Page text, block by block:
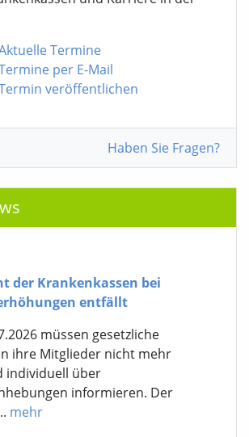
Termine
per E-Mail
veröffentlichen
Haben Sie Fragen?
der Krankenkassen bei
entfällt
müssen gesetzliche
ihre Mitglieder nicht mehr
individuell über
informieren. Der
mehr